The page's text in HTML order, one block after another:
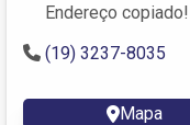
Endereço copiado!
(19) 3237-8035
Mapa